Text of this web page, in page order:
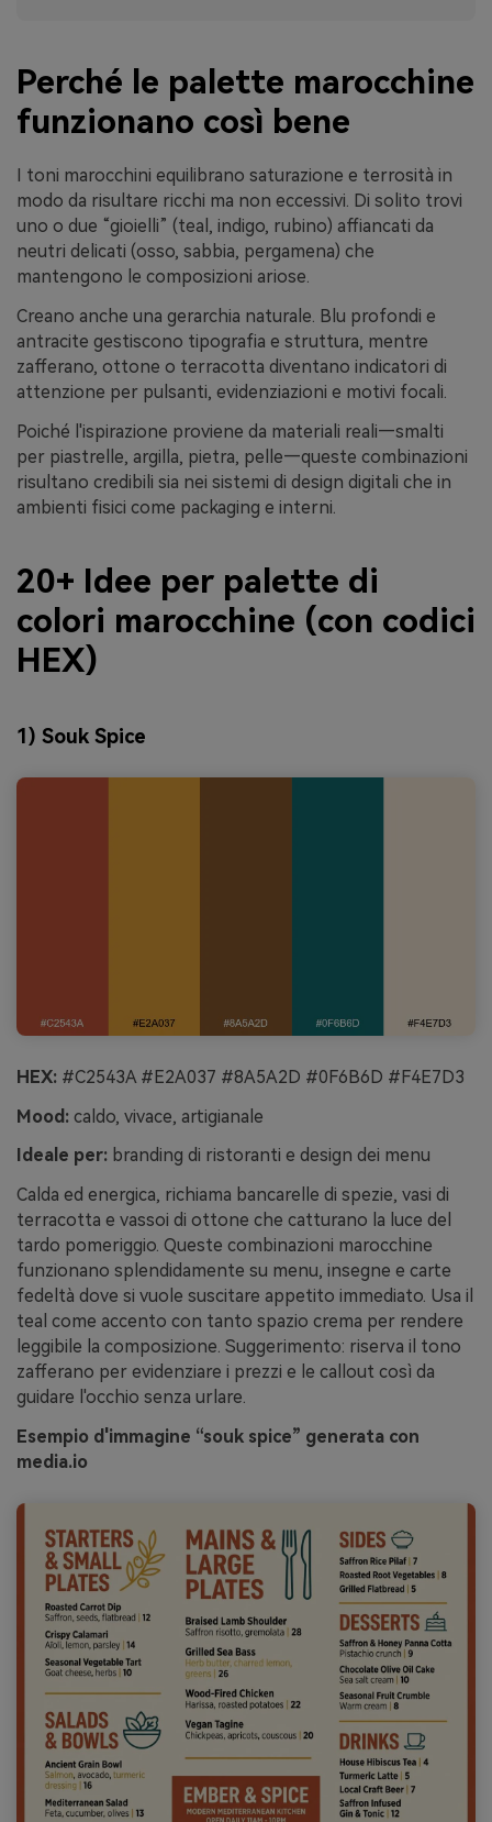
Perché le palette marocchine
funzionano così bene
I toni marocchini equilibrano saturazione e terrosità in
modo da risultare ricchi ma non eccessivi. Di solito trovi
uno o due “gioielli” (teal, indigo, rubino) affiancati da
neutri delicati (osso, sabbia, pergamena) che
mantengono le composizioni ariose.
Creano anche una gerarchia naturale. Blu profondi e
antracite gestiscono tipografia e struttura, mentre
zafferano, ottone o terracotta diventano indicatori di
attenzione per pulsanti, evidenziazioni e motivi focali.
Poiché l'ispirazione proviene da materiali reali—smalti
per piastrelle, argilla, pietra, pelle—queste combinazioni
risultano credibili sia nei sistemi di design digitali che in
ambienti fisici come packaging e interni.
20+ Idee per palette di
colori marocchine (con codici
HEX)
1) Souk Spice
HEX: #C2543A #E2A037 #8A5A2D #0F6B6D #F4E7D3
Mood: caldo, vivace, artigianale
Ideale per: branding di ristoranti e design dei menu
Calda ed energica, richiama bancarelle di spezie, vasi di
terracotta e vassoi di ottone che catturano la luce del
tardo pomeriggio. Queste combinazioni marocchine
funzionano splendidamente su menu, insegne e carte
fedeltà dove si vuole suscitare appetito immediato. Usa il
teal come accento con tanto spazio crema per rendere
leggibile la composizione. Suggerimento: riserva il tono
zafferano per evidenziare i prezzi e le callout così da
guidare l'occhio senza urlare.
Esempio d'immagine “souk spice” generata con
media.io